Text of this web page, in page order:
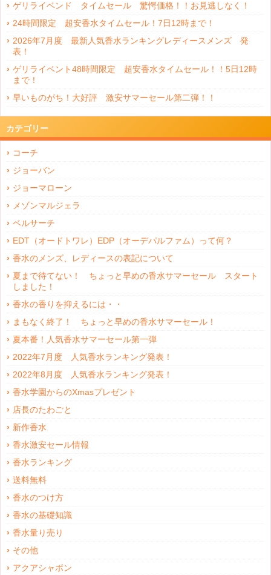
ゲリライベンド タイムセール 驚愕価格！！お見逃しなく！
24時間限定 超安香水タイムセール！7日12時まで！
2026年7月度 最新人気香水ランキングレディースメンズ 発
表！
ゲリライベント48時間限定 超安香水タイムセール！！5日12時
まで！
早いものがち！大好評 激安サマーセール第二弾！！
カテゴリー
コーチ
ジョーバン
ジョーマローン
メゾンマルジェラ
ベルサーチ
EDT（オードトワレ）EDP（オーデパルファム）って何？
香水のメンズ、レディースの表記について
夏まで待てない！ ちょっと早めの香水サマーセール スタート
しました！
香水の香りを抑えるには・・
まもなく終了！ ちょっと早めの香水サマーセール！
夏本番！人気香水サマーセール第一弾
2022年7月度 人気香水ランキング発表！
2022年8月度 人気香水ランキング発表！
香水学園からのXmasプレゼント
店長のたわごと
新作香水
香水激安セール情報
香水ランキング
送料無料
香水のつけ方
香水の基礎知識
香水量り売り
その他
アクアシャボン